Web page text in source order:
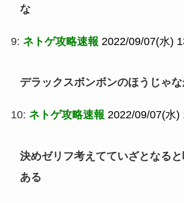
な
9: ネトゲ攻略速報 2022/09/07(水)
デラックスボンボンのほうじゃ
10: ネトゲ攻略速報 2022/09/07(水)
決めゼリフ考えてていざとなると
ある